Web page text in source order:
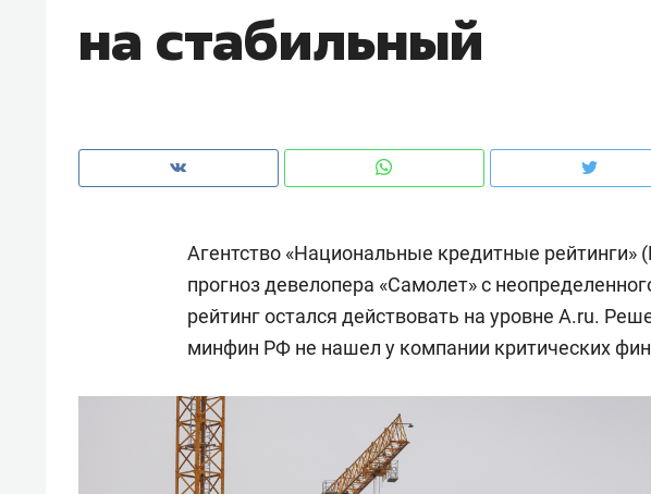
на стабильный
Агентство «Национальные кредитные рейтинги»
прогноз девелопера «Самолет» с
рейтинг остался действовать на уровне A.ru.
минфин РФ не нашел у компании критических
рынки, почему надо знать аксакалов и
чем интересен Оман?
Рекомендуем
Как ГК «МИР ГРУПП» и ВТБ
создают оазис жилого
комфорта под Казанью
Рекомендуем